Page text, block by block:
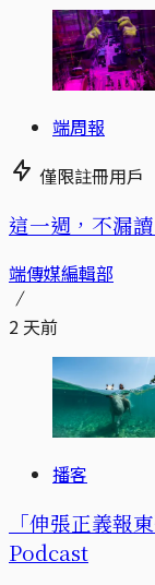
端周報
僅限註冊用戶
這一週，不漏
端傳媒編輯部
2 天前
播客
「伸張正義報
Podcast